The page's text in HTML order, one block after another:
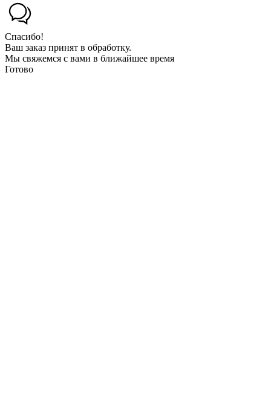
Спасибо!
Ваш заказ принят в обработку.
Мы свяжемся с вами в ближайшее время
Готово